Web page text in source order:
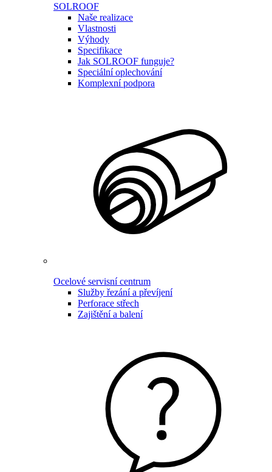
SOLROOF
Naše realizace
Vlastnosti
Výhody
Specifikace
Jak SOLROOF funguje?
Speciální oplechování
Komplexní podpora
Ocelové servisní centrum
Služby řezání a převíjení
Perforace střech
Zajištění a balení